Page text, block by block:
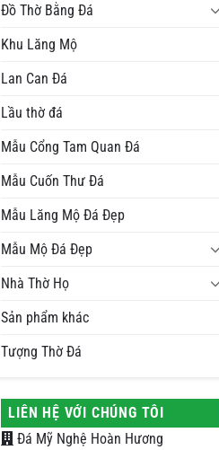
Đồ Thờ Bằng Đá
Khu Lăng Mộ
Lan Can Đá
Lầu thờ đá
Mẫu Cổng Tam Quan Đá
Mẫu Cuốn Thư Đá
Mẫu Lăng Mộ Đá Đẹp
Mẫu Mộ Đá Đẹp
Nhà Thờ Họ
Sản phẩm khác
Tượng Thờ Đá
LIÊN HỆ VỚI CHÚNG TÔI
Đá Mỹ Nghệ Hoàn Hương